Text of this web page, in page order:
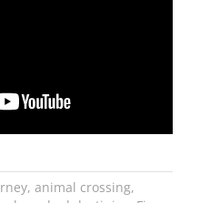
, animal crossing,